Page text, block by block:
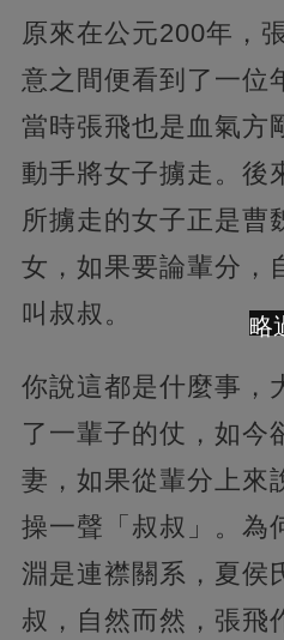
原來在公元200年，
意之間便看到了一位
當時張飛也是血氣方
動手將女子擄走。後
所擄走的女子正是曹
女，如果要論輩分，
叫叔叔。
你說這都是什麼事，
了一輩子的仗，如今
妻，如果從輩分上來
操一聲「叔叔」。為
淵是連襟關系，夏侯
叔，自然而然，張飛
略